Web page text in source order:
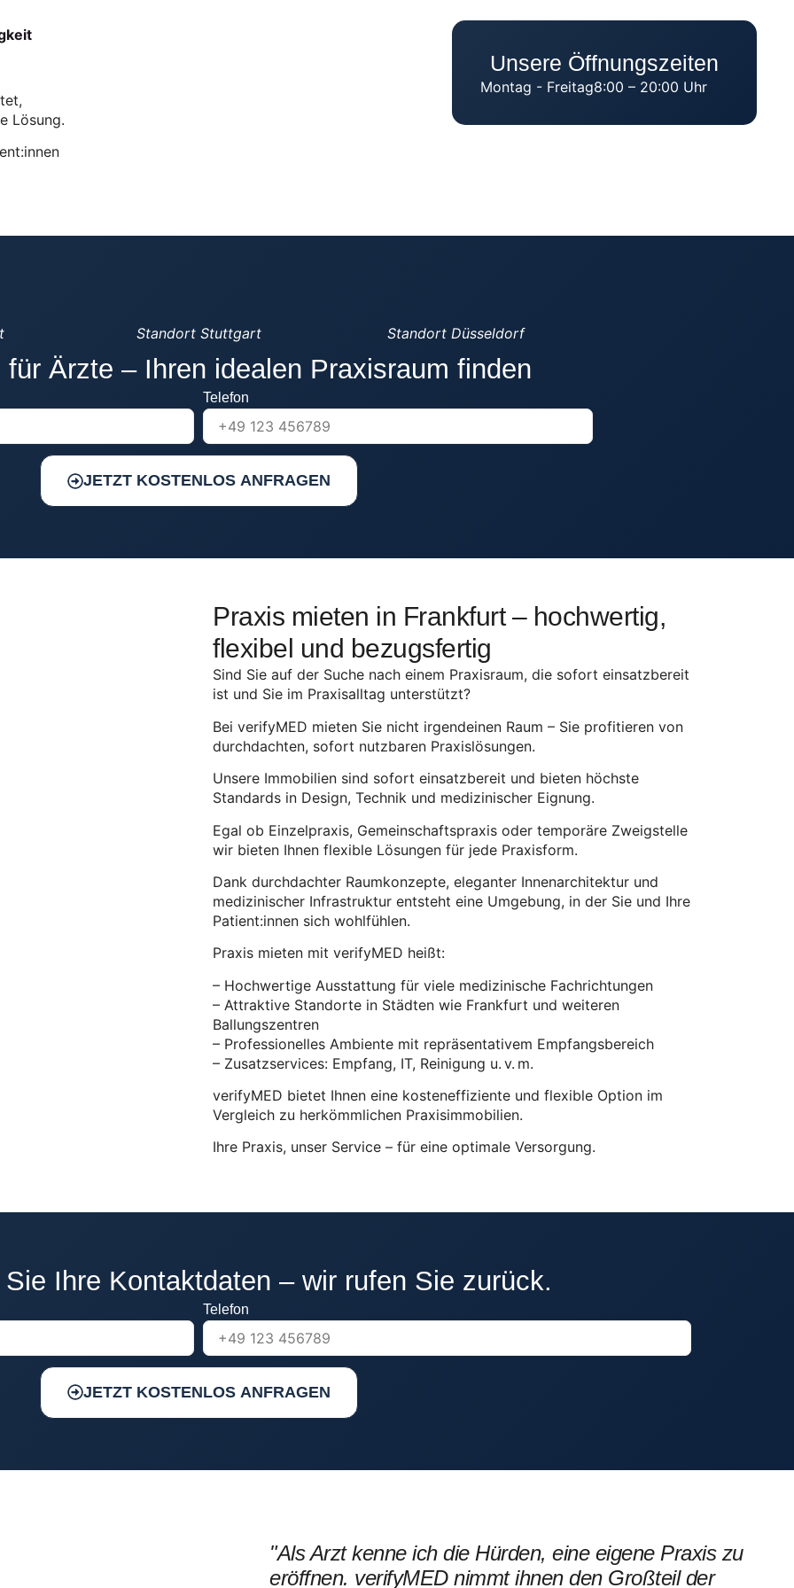
Lösung.
Unsere Öffnungszeiten
Montag - Freitag8:00 – 20:00 Uhr
Standort Stuttgart Standort Düsseldorf
für Ärzte – Ihren idealen Praxisraum finden
Telefon
JETZT KOSTENLOS ANFRAGEN
Praxis mieten in Frankfurt – hochwertig,
flexibel und bezugsfertig
Sind Sie auf der Suche nach einem Praxisraum, die sofort einsatzbereit
ist und Sie im Praxisalltag unterstützt?
Bei verifyMED mieten Sie nicht irgendeinen Raum – Sie profitieren von
durchdachten, sofort nutzbaren Praxislösungen.
Unsere Immobilien sind sofort einsatzbereit und bieten höchste
Standards in Design, Technik und medizinischer Eignung.
Egal ob Einzelpraxis, Gemeinschaftspraxis oder temporäre Zweigstelle
wir bieten Ihnen flexible Lösungen für jede Praxisform.
Dank durchdachter Raumkonzepte, eleganter Innenarchitektur und
medizinischer Infrastruktur entsteht eine Umgebung, in der Sie und Ihre
Patient:innen sich wohlfühlen.
Praxis mieten mit verifyMED heißt:
– Hochwertige Ausstattung für viele medizinische Fachrichtungen
– Attraktive Standorte in Städten wie Frankfurt und weiteren
Ballungszentren
– Professionelles Ambiente mit repräsentativem Empfangsbereich
– Zusatzservices: Empfang, IT, Reinigung u. v. m.
verifyMED bietet Ihnen eine kosteneffiziente und flexible Option im
Vergleich zu herkömmlichen Praxisimmobilien.
Ihre Praxis, unser Service – für eine optimale Versorgung.
Ihre Kontaktdaten – wir rufen Sie zurück.
Telefon
JETZT KOSTENLOS ANFRAGEN
"Als Arzt kenne ich die Hürden, eine eigene Praxis zu
eröffnen. verifyMED nimmt ihnen den Großteil der